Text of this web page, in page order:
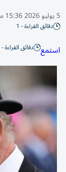
5 يوليو 2026 15:36 مساء
دقائق القراءة - 1
استمع دقائق القراءة - 1